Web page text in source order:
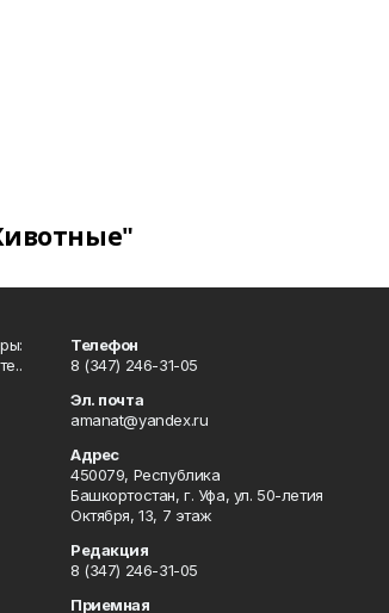
Телефон
8 (347) 246-31-05
Эл. почта
amanat@yandex.ru
Адрес
450079, Республика
Башкортостан, г. Уфа, ул. 50-летия
Октября, 13, 7 этаж
Редакция
8 (347) 246-31-05
Приемная